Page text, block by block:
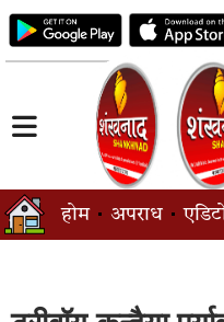
होम अपराध